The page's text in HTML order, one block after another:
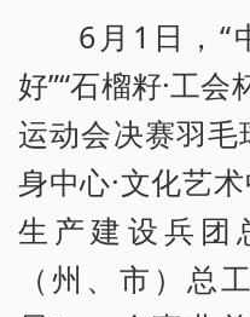
6月1日，“
好”“石榴籽·工
运动会决赛羽
身中心·文化艺
生产建设兵团
（州、市）总